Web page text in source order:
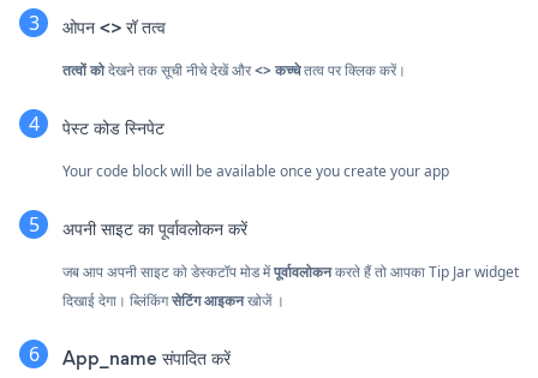
ओपन <> रॉ तत्व
तत्वों कोदेखने तक सूची नीचे देखें और<> कच्चेतत्व पर क्लिक करें।
पेस्ट कोड स्निपेट
Your code block will be available once you create your app
अपनी साइट का पूर्वावलोकन करें
जब आप अपनी साइट को डेस्कटॉप मोड मेंपूर्वावलोकनकरते हैं तो आपका Tip Jar widget
दिखाई देगा। ब्लिंकिंगसेटिंग आइकनखोजें ।
App_name संपादित करें